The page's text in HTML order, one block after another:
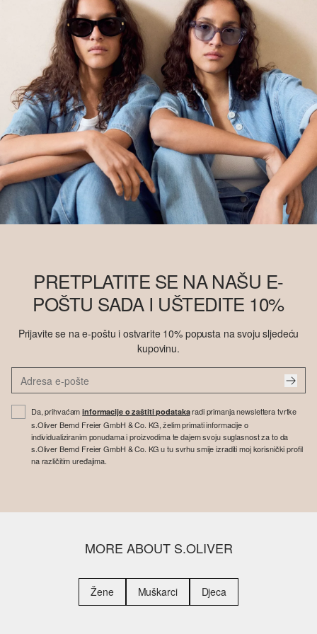
PRETPLATITE SE NA NAŠU E-
POŠTU SADA I UŠTEDITE 10%
Prijavite se na e-poštu i ostvarite 10% popusta na svoju sljedeću
kupovinu.
Da, prihvaćaminformacije o zaštiti podatakaradi primanja newslettera tvrtke
s.Oliver Bernd Freier GmbH & Co. KG, želim primati informacije o
individualiziranim ponudama i proizvodima te dajem svoju suglasnost za to da
s.Oliver Bernd Freier GmbH & Co. KG u tu svrhu smije izraditi moj korisnički profil
na različitim uređajima.
MORE ABOUT S.OLIVER
Žene Muškarci Djeca